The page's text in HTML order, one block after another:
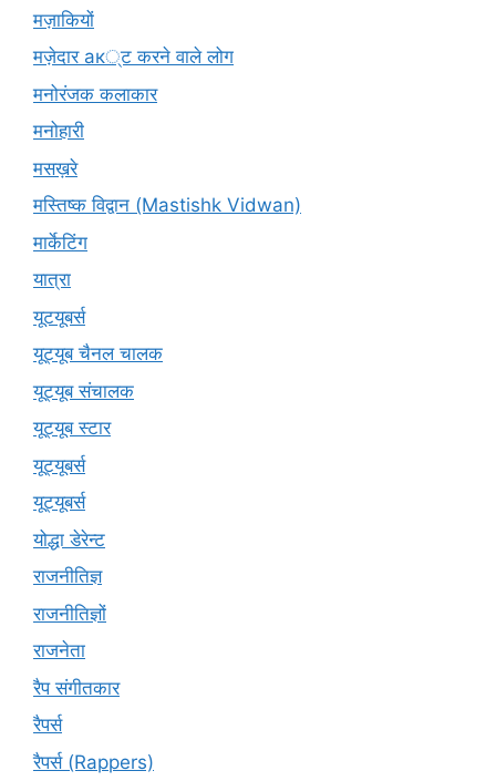
मज़ाकियों
मज़ेदार ак्ट करने वाले लोग
मनोरंजक कलाकार
मनोहारी
मसख़रे
मस्तिष्क विद्वान (Mastishk Vidwan)
मार्केटिंग
यात्रा
यूटयूबर्स
यूट्यूब चैनल चालक
यूट्यूब संचालक
यूट्यूब स्टार
यूट्यूबर्स
यूट्‍यूबर्स
योद्धा डेरेन्ट
राजनीतिज्ञ
राजनीतिज्ञों
राजनेता
रैप संगीतकार
रैपर्स
रैपर्स (Rappers)